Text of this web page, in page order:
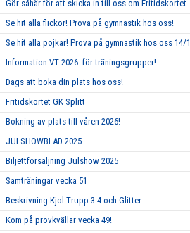
Gör såhär för att skicka in till oss om Fritidskortet.
Se hit alla flickor! Prova på gymnastik hos oss!
Se hit alla pojkar! Prova på gymnastik hos oss 14/1
Information VT 2026- för träningsgrupper!
Dags att boka din plats hos oss!
Fritidskortet GK Splitt
Bokning av plats till våren 2026!
JULSHOWBLAD 2025
Biljettförsäljning Julshow 2025
Samträningar vecka 51
Beskrivning Kjol Trupp 3-4 och Glitter
Kom på provkvällar vecka 49!